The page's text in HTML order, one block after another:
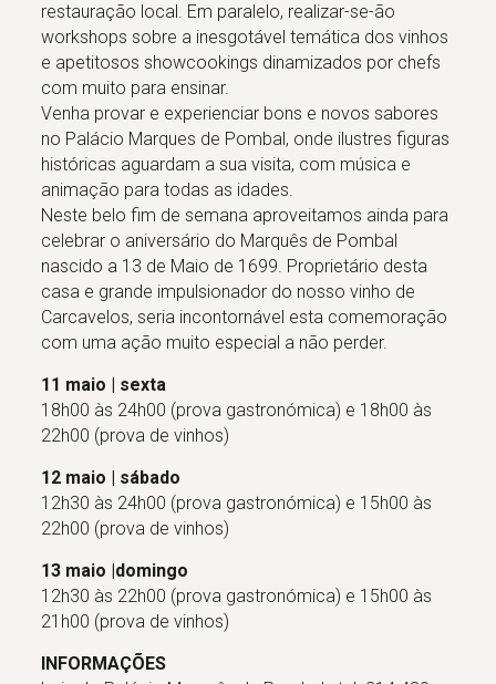
restauração local. Em paralelo, realizar-se-ão
workshops sobre a inesgotável temática dos vinhos
e apetitosos showcookings dinamizados por chefs
com muito para ensinar.
Venha provar e experienciar bons e novos sabores
no Palácio Marques de Pombal, onde ilustres figuras
históricas aguardam a sua visita, com música e
animação para todas as idades.
Neste belo fim de semana aproveitamos ainda para
celebrar o aniversário do Marquês de Pombal
nascido a 13 de Maio de 1699. Proprietário desta
casa e grande impulsionador do nosso vinho de
Carcavelos, seria incontornável esta comemoração
com uma ação muito especial a não perder.
11 maio | sexta
18h00 às 24h00 (prova gastronómica) e 18h00 às
22h00 (prova de vinhos)
12 maio | sábado
12h30 às 24h00 (prova gastronómica) e 15h00 às
22h00 (prova de vinhos)
13 maio |domingo
12h30 às 22h00 (prova gastronómica) e 15h00 às
21h00 (prova de vinhos)
INFORMAÇÕES